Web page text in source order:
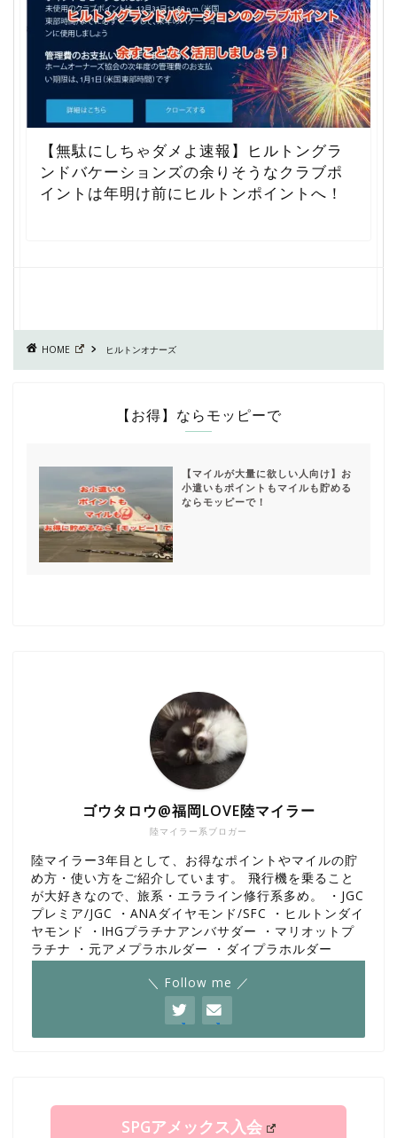
【無駄にしちゃダメよ速報】ヒルトングラ
ンドバケーションズの余りそうなクラブポ
イントは年明け前にヒルトンポイントへ！
HOME ヒルトンオナーズ
【お得】ならモッピーで
【マイルが大量に欲しい人向け】お
小遣いもポイントもマイルも貯める
ならモッピーで！
陸マイラー系ブロガー
ゴウタロウ@福岡LOVE陸マイラー
陸マイラー3年目として、お得なポイントやマイルの貯
め方・使い方をご紹介しています。 飛行機を乗ること
が大好きなので、旅系・エラライン修行系多め。 ・JGC
プレミア/JGC ・ANAダイヤモンド/SFC ・ヒルトンダイ
ヤモンド ・IHGプラチナアンバサダー ・マリオットプ
ラチナ ・元アメプラホルダー ・ダイプラホルダー
＼ Follow me ／
SPGアメックス入会